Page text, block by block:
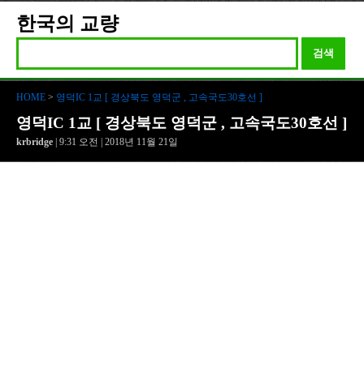
한국의 교량
검색
HOME > 영덕IC 1교 [ 경상북도 영덕군 , 고속국도30호선 ]
영덕IC 1교 [ 경상북도 영덕군 , 고속국도30호선 ]
krbridge | 9:31 오전 | 2018년 11월 21일